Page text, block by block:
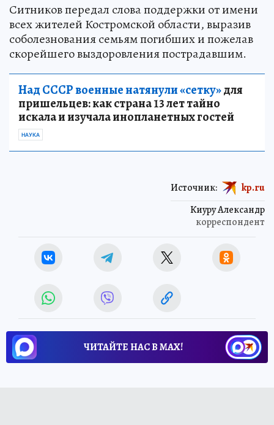
Ситников передал слова поддержки от имени
всех жителей Костромской области, выразив
соболезнования семьям погибших и пожелав
скорейшего выздоровления пострадавшим.
Над СССР военные натянули «сетку»для
пришельцев: как страна 13 лет тайно
искала и изучала инопланетных гостей
НАУКА
Киуру Александр
корреспондент
Источник: kp.ru
ЧИТАЙТЕ НАС В МАХ!